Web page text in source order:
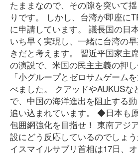
たままなので、その隙を突いて
りです。 しかし、台湾が即座に
に申請しています。 議長国の日
いち早く実現し、一緒に台湾の
きだと考えます。 習近平国家主
の演説で、米国の民主主義の押し
「小グループとゼロサムゲーム
べました。 クアッドやAUKUSな
で、中国の海洋進出を阻止する
追い込まれています。 ◆日本も
包囲網強化を目指せ！ 東南アジ
設にどう反応しているのでしょ
イスマイルサブリ首相は17日、